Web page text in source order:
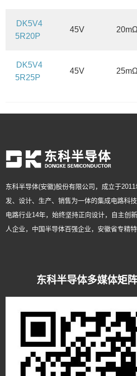
DK5V4
5R20P
45V 20mΩ
DK5V4
5R25P
45V 25mΩ
东科半导体(安徽)股份有限公司，成立于
发、设计、生产、销售为一体的集成电路科
电路行业14年，始终坚持正向设计，自主创
人企业，中国半导体百强企业，安徽省专精特
东科半导体多媒体矩阵